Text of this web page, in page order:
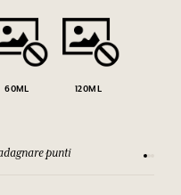
60ML 120ML
punti